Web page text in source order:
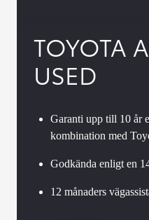
TOYOTA
USED
Garanti upp till 10 år
kombination med
Godkända enligt en
12 månaders